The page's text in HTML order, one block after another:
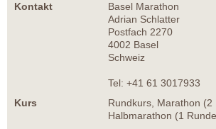
Kontakt
Basel Marathon
Adrian Schlatter
Postfach 2270
4002 Basel
Schweiz
Tel: +41 61 3017933
Kurs
Rundkurs, Marathon (2
Halbmarathon (1